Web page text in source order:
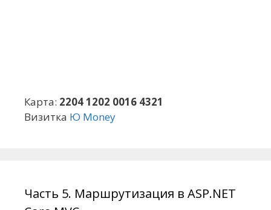
Карта: 2204 1202 0016 4321
Визитка Ю Money
Часть 5. Маршрутизация в ASP.NET